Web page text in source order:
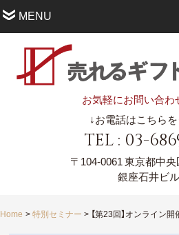
MENU
お気軽にお問い合わ
↓お電話はこちら
TEL : 03-
〒104-0061東京都中
銀座石井ビ
Home 特別セミナー